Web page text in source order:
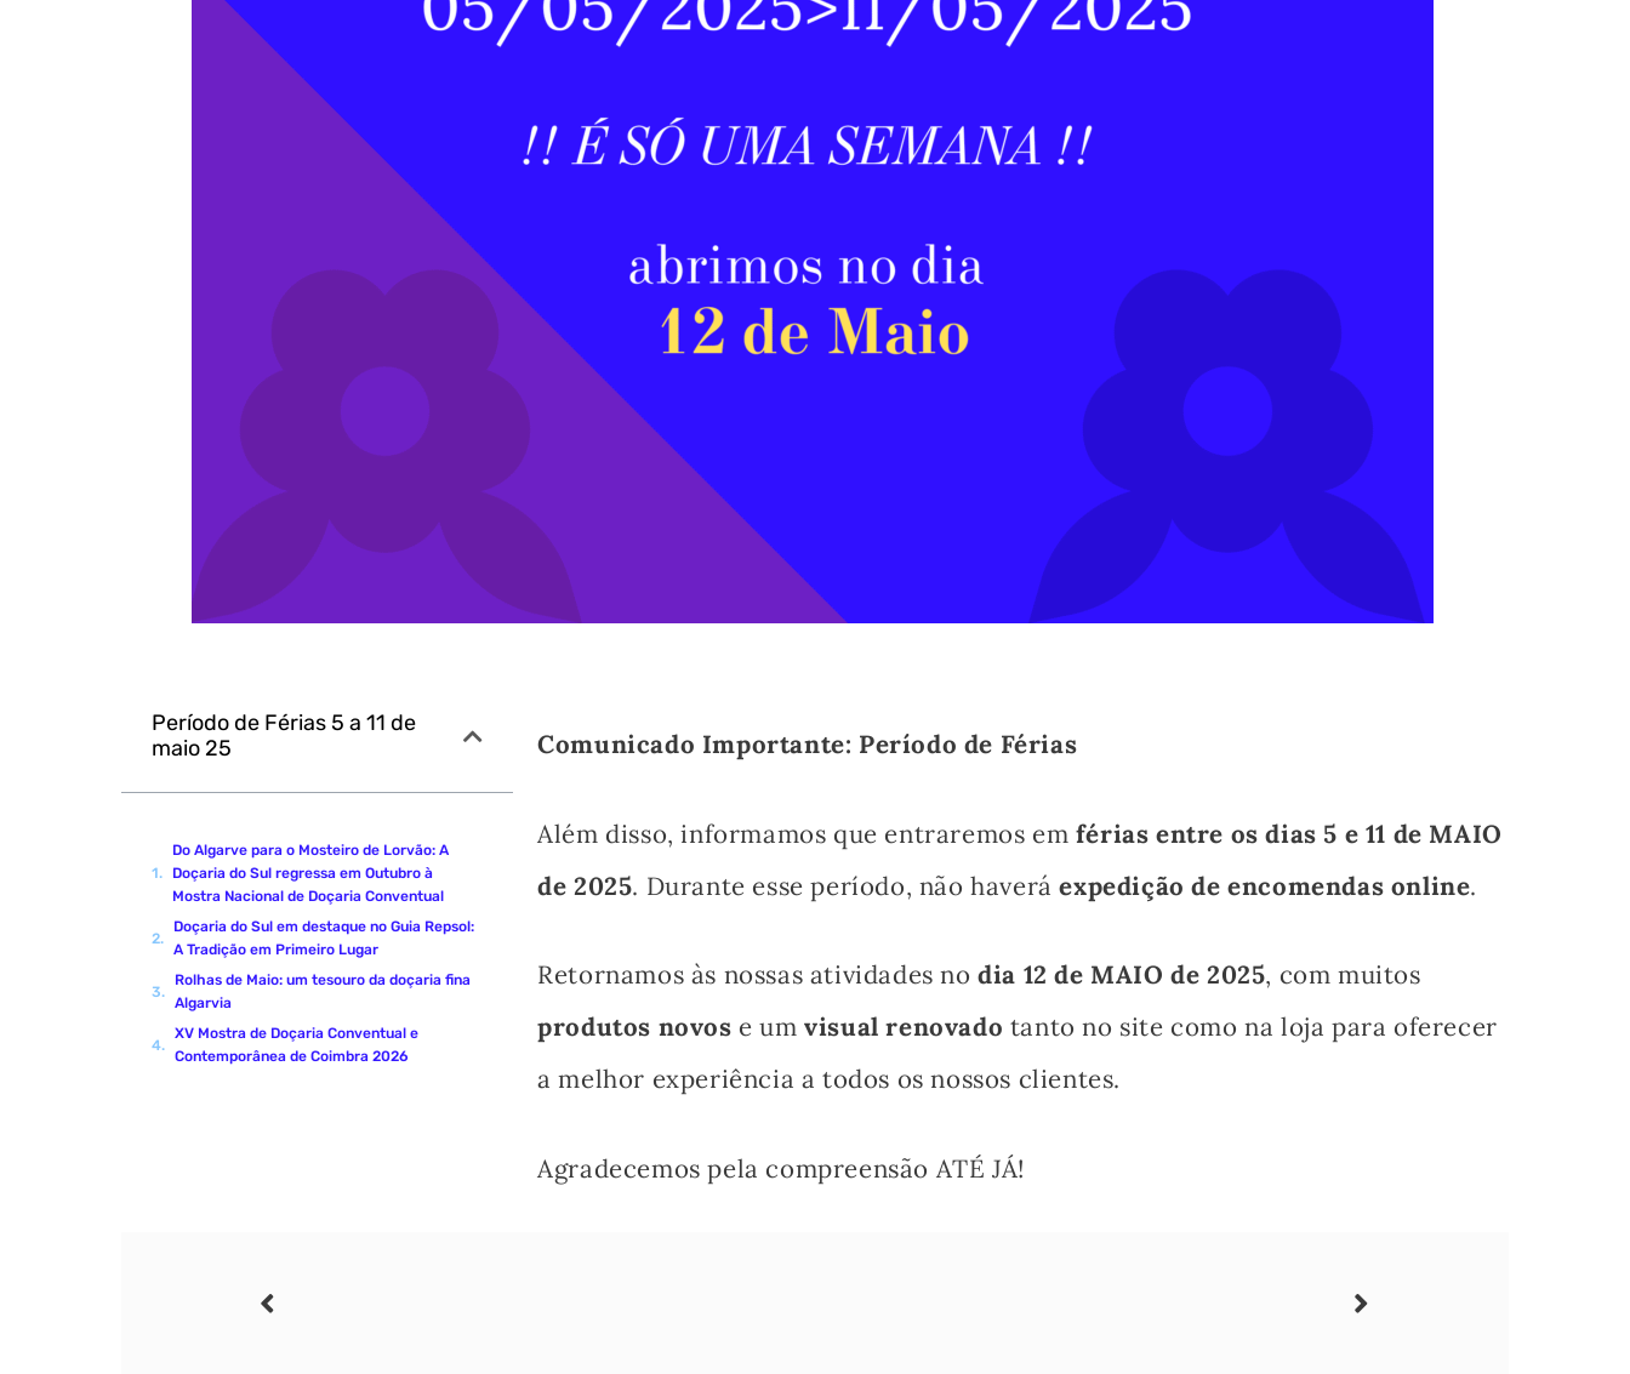
Período de Férias 5 a 11 de
maio 25
Do Algarve para o Mosteiro de Lorvão: A
Doçaria do Sul regressa em Outubro à
Mostra Nacional de Doçaria Conventual
Doçaria do Sul em destaque no Guia Repsol:
A Tradição em Primeiro Lugar
Rolhas de Maio: um tesouro da doçaria fina
Algarvia
XV Mostra de Doçaria Conventual e
Contemporânea de Coimbra 2026
Comunicado Importante: Período de Férias
Além disso, informamos que entraremos em férias entre os dias 5 e 11 de MAIO
de 2025. Durante esse período, não haveráexpedição de encomendas online.
Retornamos às nossas atividades nodia 12 de MAIO de 2025, com muitos
produtos novos e umvisual renovado tanto no site como na loja para oferecer
a melhor experiência a todos os nossos clientes.
Agradecemos pela compreensão ATÉ JÁ!